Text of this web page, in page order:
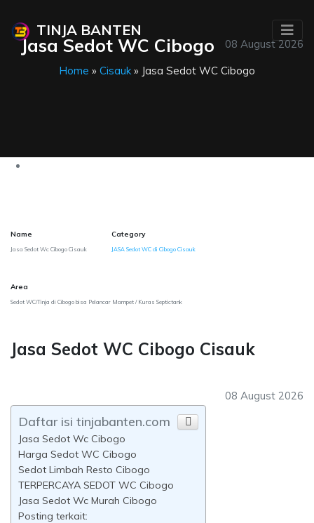
TINJA BANTEN
08 August 2026
Jasa Sedot WC Cibogo
Home » Cisauk» Jasa Sedot WC Cibogo
Name
Jasa Sedot Wc Cibogo Cisauk
Category
JASA Sedot WC di Cibogo Cisauk
Area
Sedot WC/Tinja di Cibogo bisa Pelancar Mampet / Kuras Septictank
Jasa Sedot WC Cibogo Cisauk
08 August 2026
Daftar isi tinjabanten.com
Jasa Sedot Wc Cibogo
Harga Sedot WC Cibogo
Sedot Limbah Resto Cibogo
TERPERCAYA SEDOT WC Cibogo
Jasa Sedot Wc Murah Cibogo
Posting terkait: